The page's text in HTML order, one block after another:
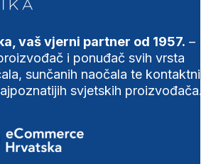
vaš vjerni partner od 1957. –
i ponuđač svih vrsta
sunčanih naočala te
svjetskih proizvođača.